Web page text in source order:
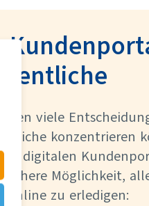
viele
konzentrieren
digitalen
Möglichkeit,
online zu erledigen: